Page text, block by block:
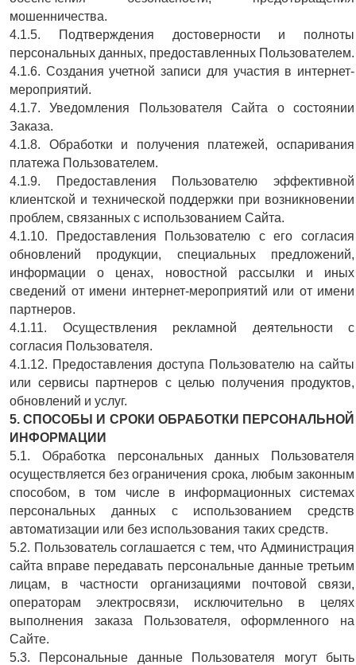
мошенничества.
4.1.5. Подтверждения достоверности и полноты
персональных данных, предоставленных Пользователем.
4.1.6. Создания учетной записи для участия в интернет-
мероприятий.
4.1.7. Уведомления Пользователя Сайта о состоянии
Заказа.
4.1.8. Обработки и получения платежей, оспаривания
платежа Пользователем.
4.1.9. Предоставления Пользователю эффективной
клиентской и технической поддержки при возникновении
проблем, связанных с использованием Сайта.
4.1.10. Предоставления Пользователю с его согласия
обновлений продукции, специальных предложений,
информации о ценах, новостной рассылки и иных
сведений от имени интернет-мероприятий или от имени
партнеров.
4.1.11. Осуществления рекламной деятельности с
согласия Пользователя.
4.1.12. Предоставления доступа Пользователю на сайты
или сервисы партнеров с целью получения продуктов,
обновлений и услуг.
5. СПОСОБЫ И СРОКИ ОБРАБОТКИ ПЕРСОНАЛЬНОЙ
ИНФОРМАЦИИ
5.1. Обработка персональных данных Пользователя
осуществляется без ограничения срока, любым законным
способом, в том числе в информационных системах
персональных данных с использованием средств
автоматизации или без использования таких средств.
5.2. Пользователь соглашается с тем, что Администрация
сайта вправе передавать персональные данные третьим
лицам, в частности организациями почтовой связи,
операторам электросвязи, исключительно в целях
выполнения заказа Пользователя, оформленного на
Сайте.
5.3. Персональные данные Пользователя могут быть